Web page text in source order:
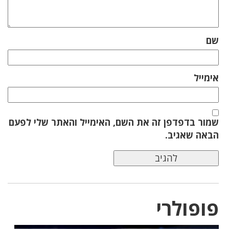
שם
אימייל
שמור בדפדפן זה את השם, האימייל והאתר שלי לפעם
הבאה שאגיב.
פופולרי